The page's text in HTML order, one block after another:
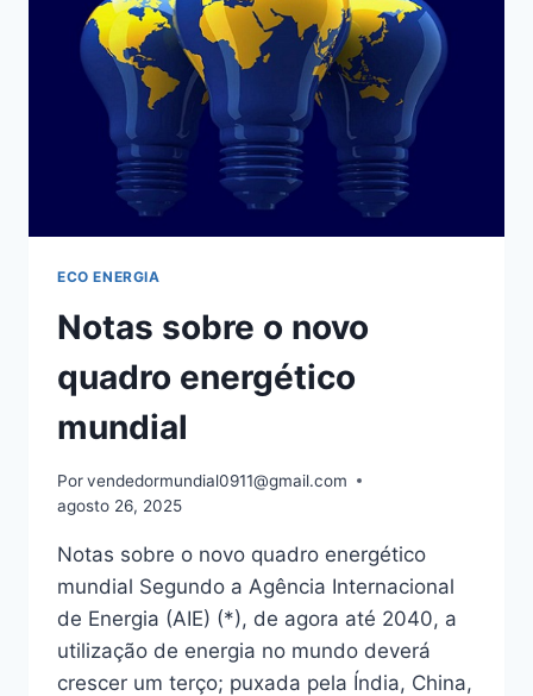
REGULAÇÃO
RECENTE
ECO ENERGIA
Notas sobre o novo
quadro energético
mundial
Porvendedormundial0911@gmail.com
agosto 26, 2025
Notas sobre o novo quadro energético
mundial Segundo a Agência Internacional
de Energia (AIE) (*), de agora até 2040, a
utilização de energia no mundo deverá
crescer um terço; puxada pela Índia, China,